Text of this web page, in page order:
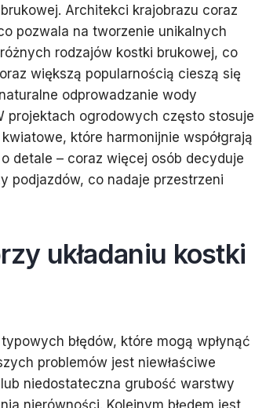
Architekci krajobrazu coraz
pozwala na tworzenie unikalnych
rodzajów kostki brukowej, co
większą popularnością cieszą się
odprowadzanie wody
projektach ogrodowych często stosuje
które harmonijnie współgrają
detale – coraz więcej osób decyduje
podjazdów, co nadaje przestrzeni
układaniu kostki
błędów, które mogą wpłynąć
problemów jest niewłaściwe
niedostateczna grubość warstwy
nierówności. Kolejnym błędem jest